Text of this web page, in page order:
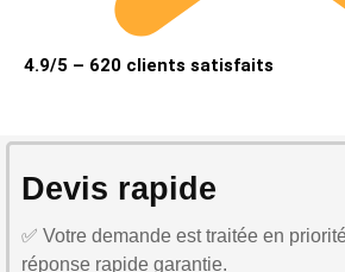
4.9/5 – 620 clients satisfaits
Devis rapide
✅ Votre demande est traitée en
réponse rapide garantie.